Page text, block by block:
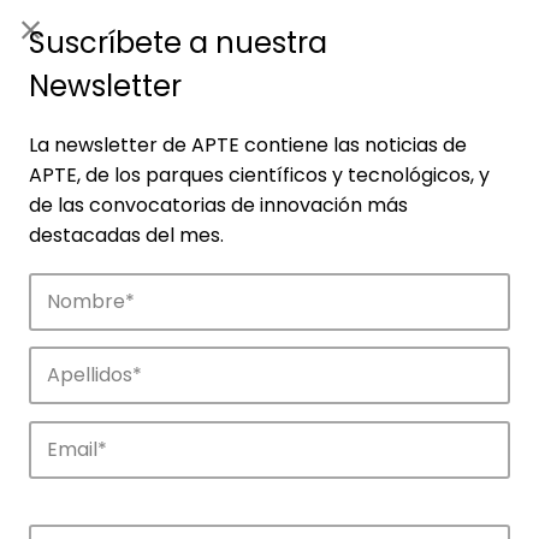
Empresas
Descubre las empresas que impulsan la
innovación en los parques de APTE.
Suscríbete a nuestra
Newsletter
La newsletter de APTE contiene las noticias de
APTE, de los parques científicos y tecnológicos, y
de las convocatorias de innovación más
destacadas del mes.